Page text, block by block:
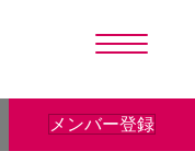
メンバー登録